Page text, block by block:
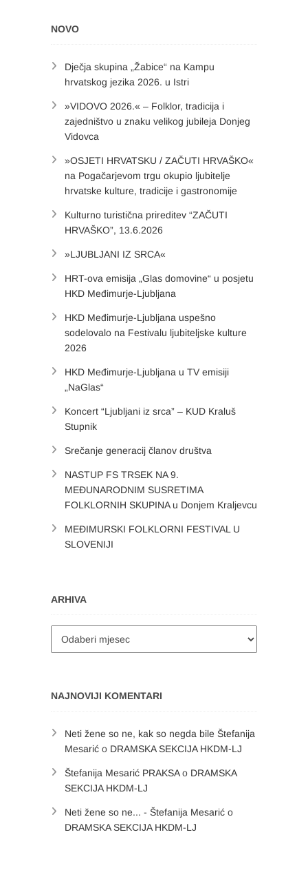
NOVO
Dječja skupina „Žabice“ na Kampu
hrvatskog jezika 2026. u Istri
»VIDOVO 2026.« – Folklor, tradicija i
zajedništvo u znaku velikog jubileja Donjeg
Vidovca
»OSJETI HRVATSKU / ZAČUTI HRVAŠKO«
na Pogačarjevom trgu okupio ljubitelje
hrvatske kulture, tradicije i gastronomije
Kulturno turistična prireditev “ZAČUTI
HRVAŠKO”, 13.6.2026
»LJUBLJANI IZ SRCA«
HRT-ova emisija „Glas domovine“ u posjetu
HKD Međimurje-Ljubljana
HKD Međimurje-Ljubljana uspešno
sodelovalo na Festivalu ljubiteljske kulture
2026
HKD Međimurje-Ljubljana u TV emisiji
„NaGlas“
Koncert “Ljubljani iz srca” – KUD Kraluš
Stupnik
Srečanje generacij članov društva
NASTUP FS TRSEK NA 9.
MEĐUNARODNIM SUSRETIMA
FOLKLORNIH SKUPINA u Donjem Kraljevcu
MEĐIMURSKI FOLKLORNI FESTIVAL U
SLOVENIJI
ARHIVA
NAJNOVIJI KOMENTARI
Neti žene so ne, kak so negda bile Štefanija
Mesarić o DRAMSKA SEKCIJA HKDM-LJ
Štefanija Mesarić PRAKSAo DRAMSKA
SEKCIJA HKDM-LJ
Neti žene so ne... - Štefanija Mesarić o
DRAMSKA SEKCIJA HKDM-LJ